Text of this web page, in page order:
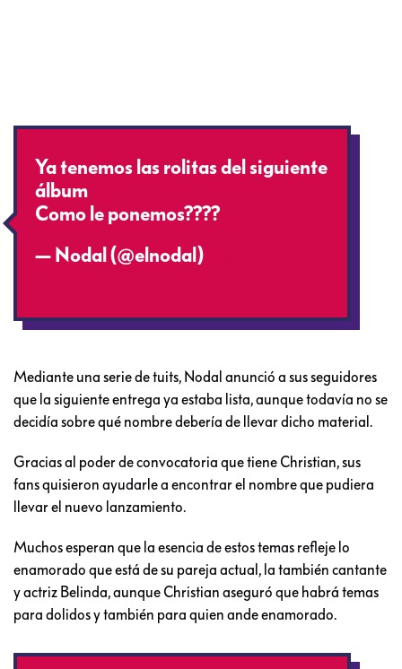
Ya tenemos las rolitas del siguiente
álbum
Como le ponemos????
— Nodal (@elnodal)
Mediante una serie de tuits, Nodal anunció a sus seguidores
que la siguiente entrega ya estaba lista, aunque todavía no se
decidía sobre qué nombre debería de llevar dicho material.
Gracias al poder de convocatoria que tiene Christian, sus
fans quisieron ayudarle a encontrar el nombre que pudiera
llevar el nuevo lanzamiento.
Muchos esperan que la esencia de estos temas refleje lo
enamorado que está de su pareja actual, la también cantante
y actriz Belinda, aunque Christian aseguró que habrá temas
para dolidos y también para quien ande enamorado.